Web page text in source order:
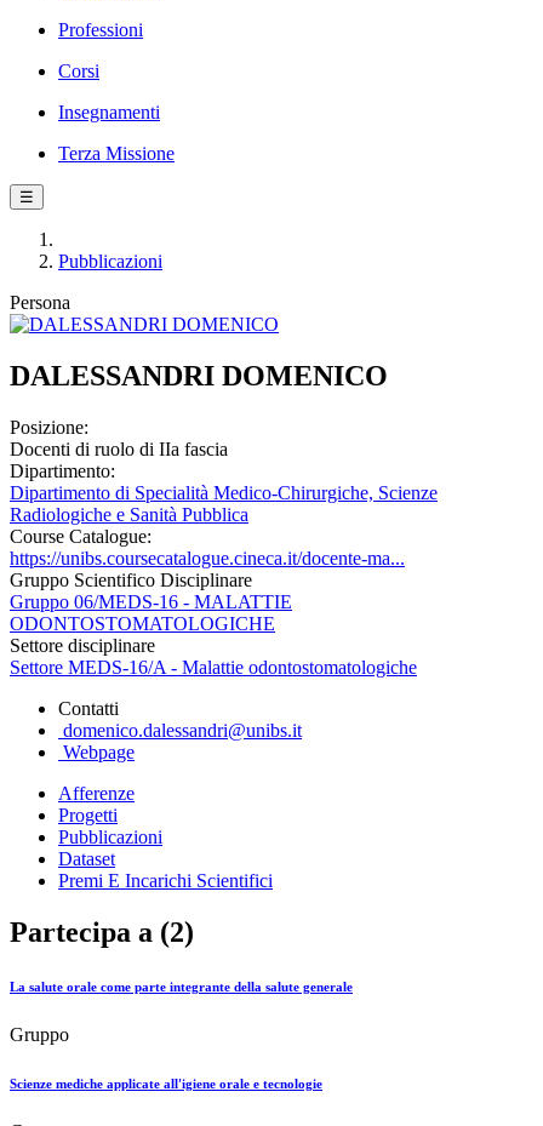
Professioni
Corsi
Insegnamenti
Terza Missione
☰
Pubblicazioni
Persona
DALESSANDRI DOMENICO
Posizione:
Docenti di ruolo di IIa fascia
Dipartimento:
Dipartimento di Specialità Medico-Chirurgiche, Scienze
Radiologiche e Sanità Pubblica
Course Catalogue:
https://unibs.coursecatalogue.cineca.it/docente-ma...
Gruppo Scientifico Disciplinare
Gruppo 06/MEDS-16 - MALATTIE
ODONTOSTOMATOLOGICHE
Settore disciplinare
Settore MEDS-16/A - Malattie odontostomatologiche
Contatti
domenico.dalessandri@unibs.it
Webpage
Afferenze
Progetti
Pubblicazioni
Dataset
Premi E Incarichi Scientifici
Partecipa a (2)
La salute orale come parte integrante della salute generale
Gruppo
Scienze mediche applicate all'igiene orale e tecnologie